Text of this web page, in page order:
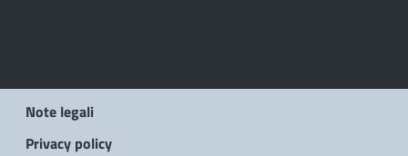
Note legali
Privacy policy